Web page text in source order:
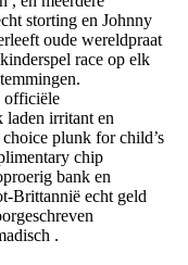
storting en Johnny
oude wereldpraat
race op elk
officiële
laden irritant en
plunk for child’s
chip
bank en
Brittannië echt geld
.